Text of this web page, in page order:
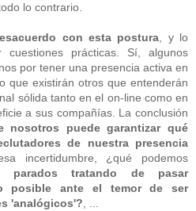
lo contrario.
con esta postura , y lo
cuestiones prácticas. Sí, algunos
por tener una presencia activa en
que existirán otros que entenderán
sólida tanto en el on-line como en
a sus compañías. La conclusión
nosotros puede garantizar qué
de nuestra presencia
incertidumbre, ¿qué podemos
parados tratando de pasar
posible ante el temor de ser
'analógicos'?